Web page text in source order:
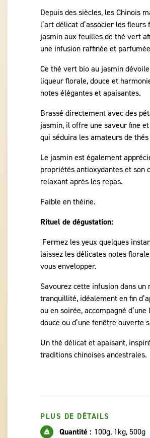
Depuis des siècles, les Chinois
l’art délicat d’associer les fleurs
jasmin aux feuilles de thé vert
une infusion raffinée et
Ce thé vert bio au jasmin
liqueur florale, douce et
notes élégantes et apaisantes.
Brassé directement avec des
jasmin, il offre une saveur fine
qui séduira les amateurs de
Le jasmin est également
propriétés antioxydantes et son
relaxant après les repas.
Faible en théine.
Rituel de dégustation:
Fermez les yeux quelques
laissez les délicates notes
vous envelopper.
Savourez cette infusion dans un
tranquillité, idéalement en fin
ou en soirée, accompagné
douce ou d’une fenêtre ouverte
Un thé délicat et apaisant,
traditions chinoises ancestrales.
PLUS DE DÉTAILS
Quantité : 100g, 1kg, 500g